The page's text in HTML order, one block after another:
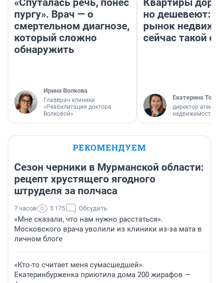
«Спуталась речь, понес
пургу». Врач — о
смертельном диагнозе,
который сложно
обнаружить
Ирина Волкова
Главврач клиники
«Реабилитация доктора
Волковой»
Квартиры
но дешевеют:
рынок
сейчас такой
Екатерина
директор
недвижимости
РЕКОМЕНДУЕМ
Сезон черники в Мурманской области:
рецепт хрустящего ягодного
штруделя за полчаса
7 часов 5 175 Обсудить
«Мне сказали, что нам нужно расстаться».
Московского врача уволили из клиники из-за мата в
личном блоге
«Кто-то считает меня сумасшедшей».
Екатеринбурженка приютила дома 200 жирафов —